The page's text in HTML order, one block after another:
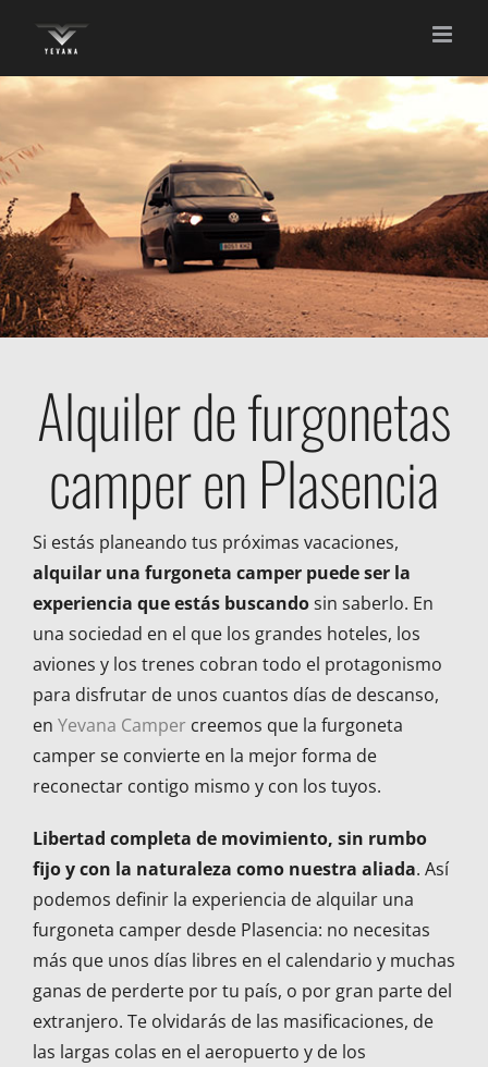
contenido
Alquiler de furgonetas
camper en Plasencia
Si estás planeando tus próximas vacaciones,
alquilar una furgoneta camper puede ser la
experiencia que estás buscandosin saberlo. En
una sociedad en el que los grandes hoteles, los
aviones y los trenes cobran todo el protagonismo
para disfrutar de unos cuantos días de descanso,
en Yevana Camper creemos que la furgoneta
camper se convierte en la mejor forma de
reconectar contigo mismo y con los tuyos.
Libertad completa de movimiento, sin rumbo
fijo y con la naturaleza como nuestra aliada. Así
podemos definir la experiencia de alquilar una
furgoneta camper desde Plasencia: no necesitas
más que unos días libres en el calendario y muchas
ganas de perderte por tu país, o por gran parte del
extranjero. Te olvidarás de las masificaciones, de
las largas colas en el aeropuerto y de los